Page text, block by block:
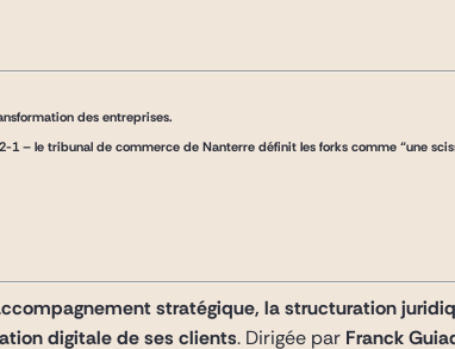
des entreprises.
1 – le tribunal de commerce de Nanterre définit les forks comme “une
stratégique, la structuration
digitale de ses clients. Dirigée par Franck